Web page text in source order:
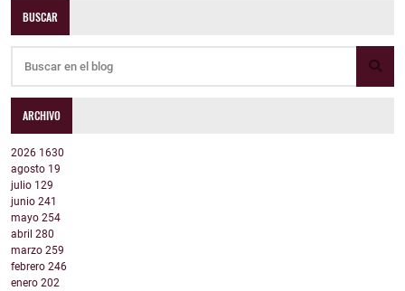
BUSCAR
ARCHIVO
2026 1630
agosto 19
julio 129
junio 241
mayo 254
abril 280
marzo 259
febrero 246
enero 202